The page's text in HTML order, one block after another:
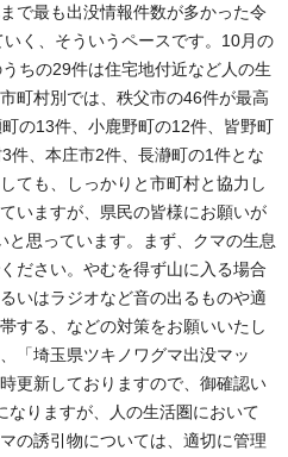
で最も出没情報件数が多かった令
く、そういうペースです。10月の
ちの29件は住宅地付近など人の生
町村別では、秩父市の46件が最高
の13件、小鹿野町の12件、皆野町
件、本庄市2件、長瀞町の1件とな
ても、しっかりと市町村と協力し
いますが、県民の皆様にお願いが
と思っています。まず、クマの生息
ださい。やむを得ず山に入る場合
いはラジオなど音の出るものや適
する、などの対策をお願いいたし
「埼玉県ツキノワグマ出没マッ
更新しておりますので、御確認い
なりますが、人の生活圏において
の誘引物については、適切に管理